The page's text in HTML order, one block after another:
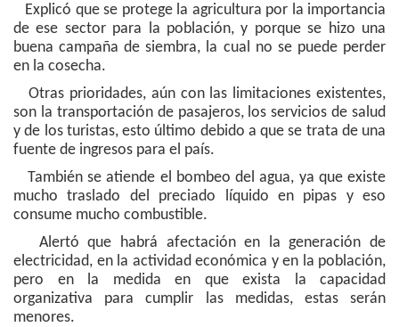
Explicó que se protege la agricultura por la importancia
de ese sector para la población, y porque se hizo una
buena campaña de siembra, la cual no se puede perder
en la cosecha.
Otras prioridades, aún con las limitaciones existentes,
son la transportación de pasajeros, los servicios de salud
y de los turistas, esto último debido a que se trata de una
fuente de ingresos para el país.
También se atiende el bombeo del agua, ya que existe
mucho traslado del preciado líquido en pipas y eso
consume mucho combustible.
Alertó que habrá afectación en la generación de
electricidad, en la actividad económica y en la población,
pero en la medida en que exista la capacidad
organizativa para cumplir las medidas, estas serán
menores.